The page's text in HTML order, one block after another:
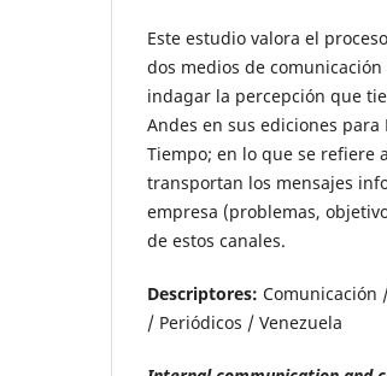
Este estudio valora el
dos medios de
indagar la percepción que
Andes en sus ediciones
Tiempo; en lo que se refiere
transportan los mensajes
empresa (problemas,
de estos canales.
Descriptores:
/ Periódicos / Venezuela